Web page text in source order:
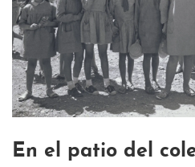
En el patio del